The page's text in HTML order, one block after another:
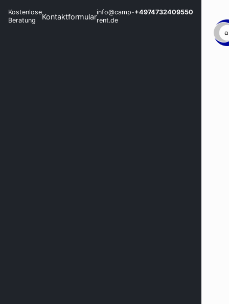
Kostenlose
Beratung
Kontaktformularinfo@camp-
rent.de
+4974732409550